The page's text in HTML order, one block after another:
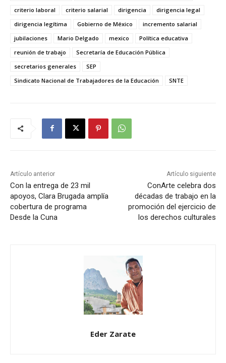
criterio laboral
criterio salarial dirigencia
dirigencia legal
dirigencia legítima
Gobierno de México
incremento salarial
jubilaciones
Mario Delgado mexico
Política educativa
reunión de trabajo
Secretaría de Educación Pública
secretarios generales
SEP
Sindicato Nacional de Trabajadores de la Educación
SNTE
Artículo anterior
Con la entrega de 23 mil
apoyos, Clara Brugada amplía
cobertura de programa
Desde la Cuna
Artículo siguiente
ConArte celebra dos
décadas de trabajo en la
promoción del ejercicio de
los derechos culturales
Eder Zarate